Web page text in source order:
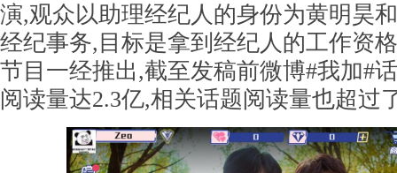
演,观众以助理经纪人的身份为黄明昊
经纪事务,目标是拿到经纪人的工作资
节目一经推出,截至发稿前微博#我加#
阅读量达2.3亿,相关话题阅读量也超过